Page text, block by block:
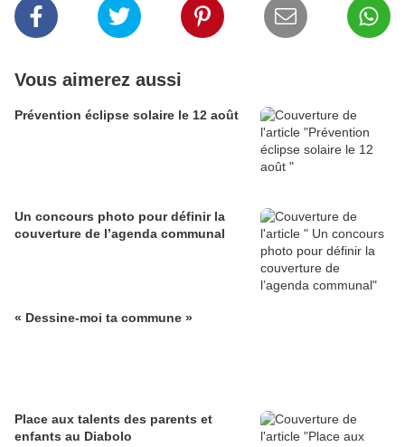
Vous aimerez aussi
Prévention éclipse solaire le 12 août
Un concours photo pour définir la
couverture de l’agenda communal
« Dessine-moi ta commune »
Place aux talents des parents et
enfants au Diabolo